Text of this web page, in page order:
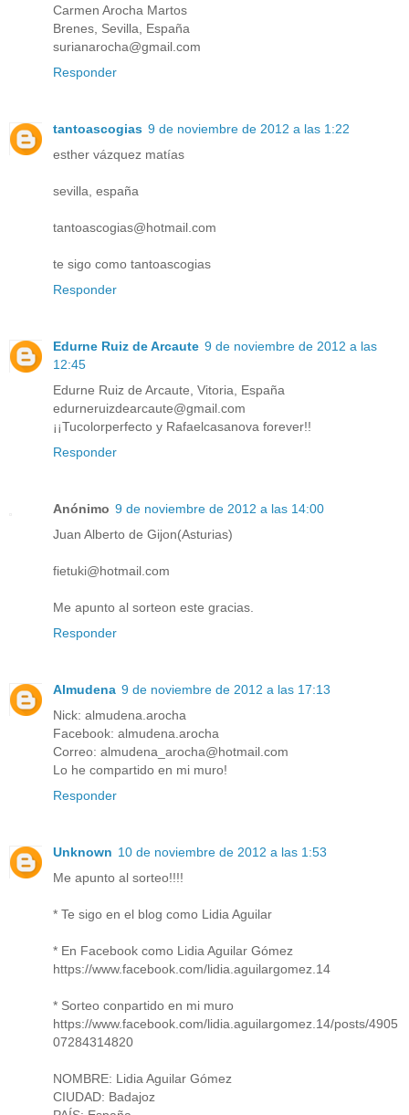
Carmen Arocha Martos
Brenes, Sevilla, España
surianarocha@gmail.com
Responder
tantoascogias 9 de noviembre de 2012 a las 1:22
esther vázquez matías
sevilla, españa
tantoascogias@hotmail.com
te sigo como tantoascogias
Responder
Edurne Ruiz de Arcaute 9 de noviembre de 2012 a las
12:45
Edurne Ruiz de Arcaute, Vitoria, España
edurneruizdearcaute@gmail.com
¡¡Tucolorperfecto y Rafaelcasanova forever!!
Responder
Anónimo 9 de noviembre de 2012 a las 14:00
Juan Alberto de Gijon(Asturias)
fietuki@hotmail.com
Me apunto al sorteon este gracias.
Responder
Almudena 9 de noviembre de 2012 a las 17:13
Nick: almudena.arocha
Facebook: almudena.arocha
Correo: almudena_arocha@hotmail.com
Lo he compartido en mi muro!
Responder
Unknown 10 de noviembre de 2012 a las 1:53
Me apunto al sorteo!!!!
* Te sigo en el blog como Lidia Aguilar
* En Facebook como Lidia Aguilar Gómez
https://www.facebook.com/lidia.aguilargomez.14
* Sorteo conpartido en mi muro
https://www.facebook.com/lidia.aguilargomez.14/posts/4905
07284314820
NOMBRE: Lidia Aguilar Gómez
CIUDAD: Badajoz